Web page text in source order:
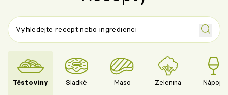
Těstoviny Sladké Maso Zelenina Nápoje